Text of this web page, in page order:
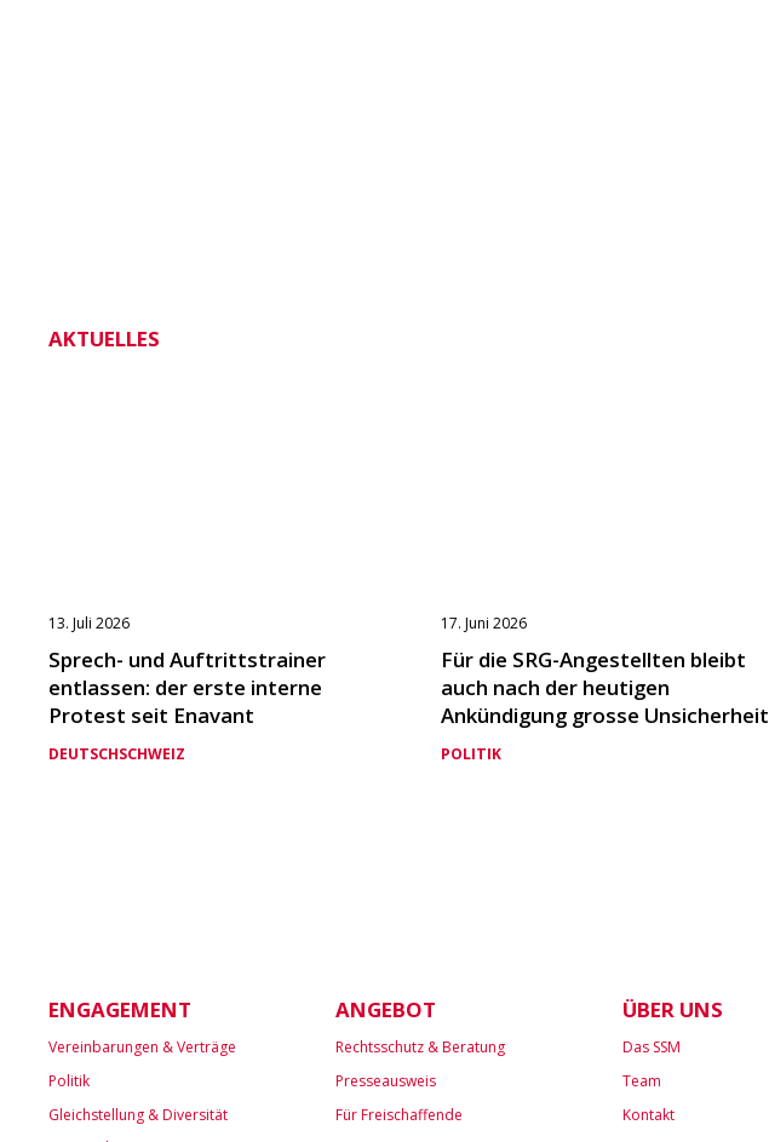
AKTUELLES
13. Juli 2026
Sprech- und Auftrittstrainer
entlassen: der erste interne
Protest seit Enavant
DEUTSCHSCHWEIZ
17. Juni 2026
Für die SRG-Angestellten bleibt
auch nach der heutigen
Ankündigung grosse Unsicherheit
POLITIK
ENGAGEMENT
Vereinbarungen & Verträge
Politik
Gleichstellung & Diversität
ANGEBOT
Rechtsschutz & Beratung
Presseausweis
Für Freischaffende
ÜBER UNS
Das SSM
Team
Kontakt